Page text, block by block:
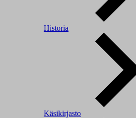
Historia
Käsikirjasto